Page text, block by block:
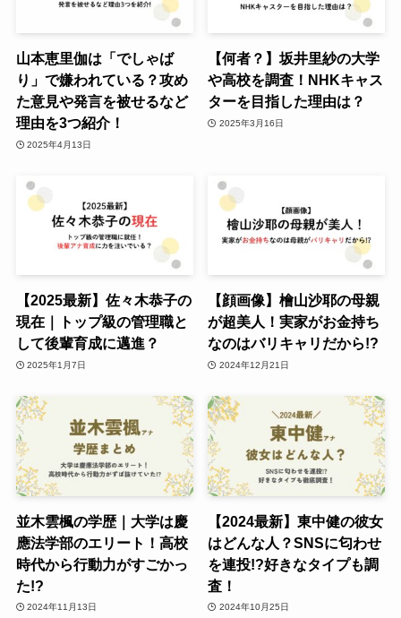
山本恵里伽は「でしゃば
り」で嫌われている？攻め
た意見や発言を被せるなど
理由を3つ紹介！
2025年4月13日
【何者？】坂井里紗の大学
や高校を調査！NHKキャス
ターを目指した理由は？
2025年3月16日
【2025最新】佐々木恭子の
現在｜トップ級の管理職と
して後輩育成に邁進？
2025年1月7日
【顔画像】檜山沙耶の母親
が超美人！実家がお金持ち
なのはバリキャリだから!?
2024年12月21日
並木雲楓の学歴｜大学は慶
應法学部のエリート！高校
時代から行動力がすごかっ
た!?
2024年11月13日
【2024最新】東中健の彼女
はどんな人？SNSに匂わせ
を連投!?好きなタイプも調
査！
2024年10月25日